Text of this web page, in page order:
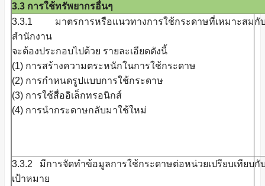
3.3 การใช้ทรัพยากรอื่นๆ
3.3.1 มาตรการหรือแนวทางการใช้กระดาษที่เหมาะสมกั
สำนักงาน
จะต้องประกอบไปด้วย รายละเอียดดังนี้
(1) การสร้างความตระหนักในการใช้กระดาษ
(2) การกำหนดรูปแบบการใช้กระดาษ
(3) การใช้สื่ออิเล็กทรอนิกส์
(4) การนำกระดาษกลับมาใช้ใหม่
3.3.2 มีการจัดทำข้อมูลการใช้กระดาษต่อหน่วยเปรียบเทียบกั
เป้าหมาย